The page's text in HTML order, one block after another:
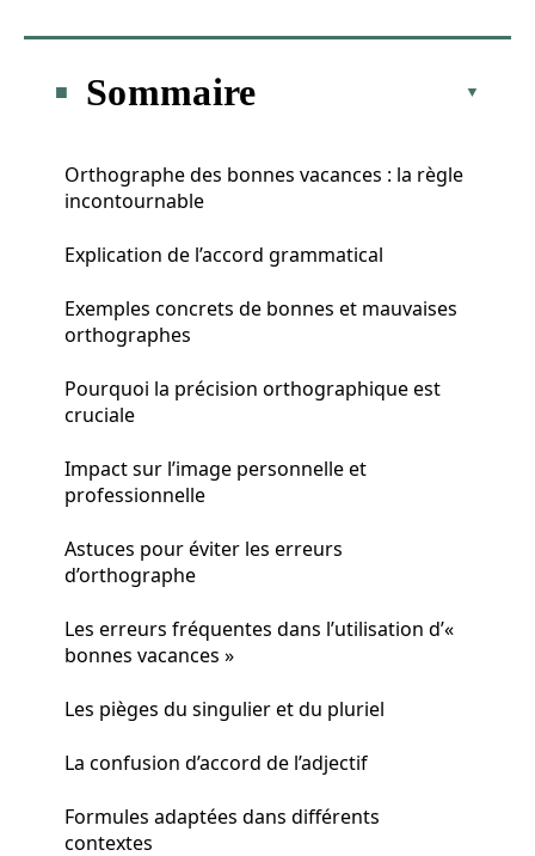
Sommaire
Orthographe des bonnes vacances : la règle
incontournable
Explication de l’accord grammatical
Exemples concrets de bonnes et mauvaises
orthographes
Pourquoi la précision orthographique est
cruciale
Impact sur l’image personnelle et
professionnelle
Astuces pour éviter les erreurs
d’orthographe
Les erreurs fréquentes dans l’utilisation d’«
bonnes vacances »
Les pièges du singulier et du pluriel
La confusion d’accord de l’adjectif
Formules adaptées dans différents
contextes